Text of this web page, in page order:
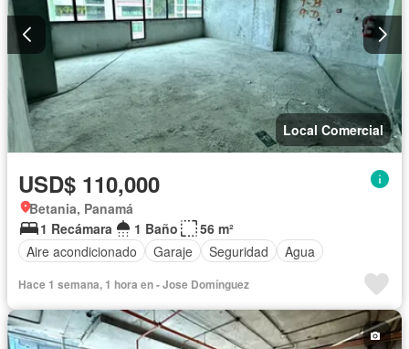
Local Comercial
USD$ 110,000
Betania, Panamá
1 Recámara
1 Baño
56 m²
Aire acondicionado
Garaje Seguridad Agua
Hace 1 semana, 1 hora en - Jose Domínguez